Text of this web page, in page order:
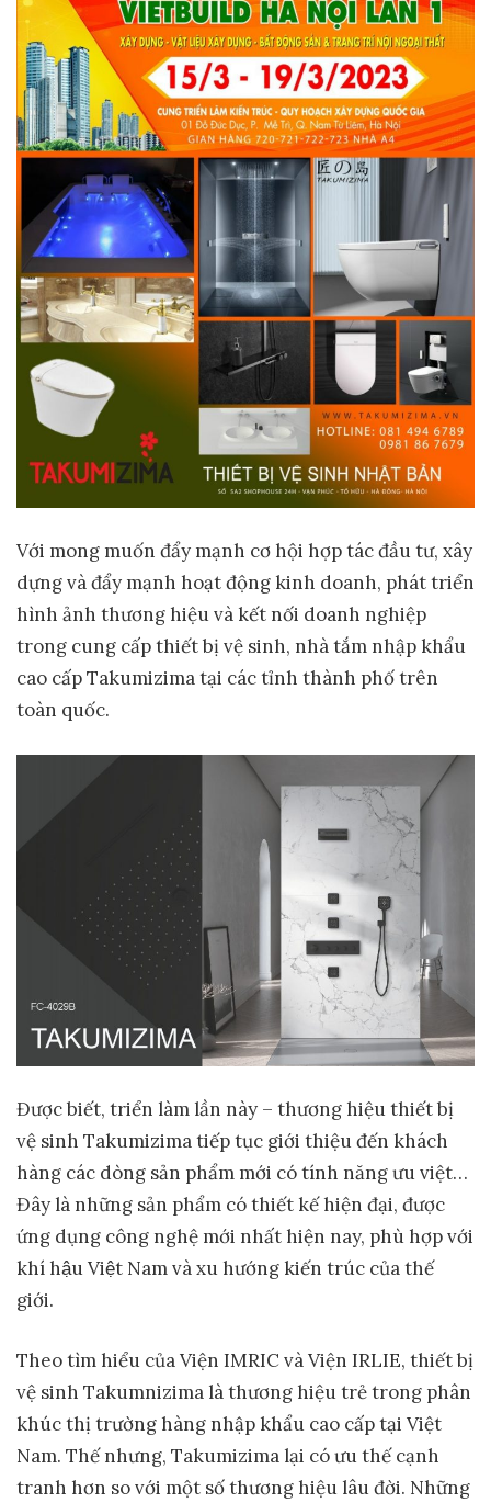
Với mong muốn đẩy mạnh cơ hội hợp tác đầu tư, xây
dựng và đẩy mạnh hoạt động kinh doanh, phát triển
hình ảnh thương hiệu và kết nối doanh nghiệp
trong cung cấp thiết bị vệ sinh, nhà tắm nhập khẩu
cao cấp Takumizima tại các tỉnh thành phố trên
toàn quốc.
Được biết, triển làm lần này – thương hiệu thiết bị
vệ sinh Takumizima tiếp tục giới thiệu đến khách
hàng các dòng sản phẩm mới có tính năng ưu việt…
Đây là những sản phẩm có thiết kế hiện đại, được
ứng dụng công nghệ mới nhất hiện nay, phù hợp với
khí hậu Việt Nam và xu hướng kiến trúc của thế
giới.
Theo tìm hiểu của Viện IMRIC và Viện IRLIE, thiết bị
vệ sinh Takumnizima là thương hiệu trẻ trong phân
khúc thị trường hàng nhập khẩu cao cấp tại Việt
Nam. Thế nhưng, Takumizima lại có ưu thế cạnh
tranh hơn so với một số thương hiệu lâu đời. Những